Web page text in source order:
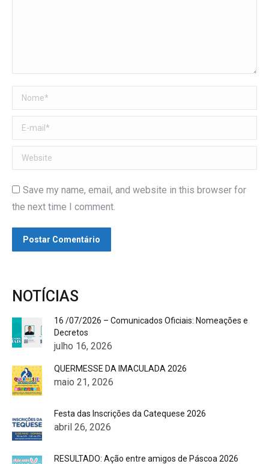
Nome *
E-mail *
Website
Save my name, email, and website in this browser for
the next time I comment.
Postar Comentário
NOTÍCIAS
16 /07/2026 – Comunicados Oficiais: Nomeações e
Decretos
julho 16, 2026
QUERMESSE DA IMACULADA 2026
maio 21, 2026
Festa das Inscrições da Catequese 2026
abril 26, 2026
RESULTADO: Ação entre amigos de Páscoa 2026